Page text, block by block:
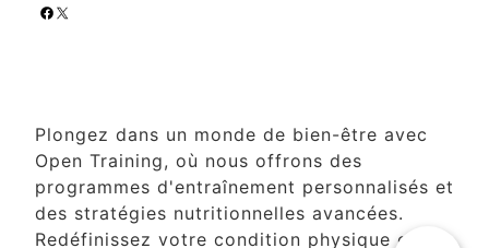
Facebook
X
Plongez dans un monde de bien-être avec
Open Training, où nous offrons des
programmes d'entraînement personnalisés et
des stratégies nutritionnelles avancées.
Redéfinissez votre condition physique et